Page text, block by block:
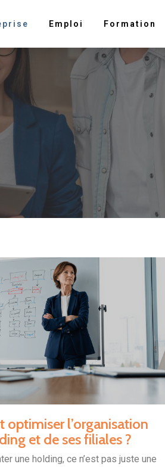
Emploi Formation
optimiser l’organisation
et de ses filiales ?
une holding, ce n’est pas juste une